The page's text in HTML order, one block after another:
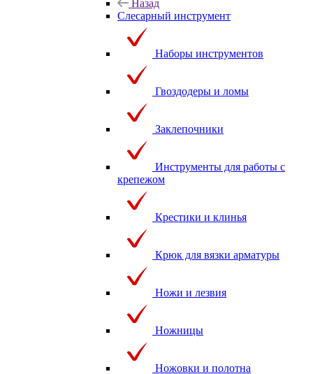
Назад
Слесарный инструмент
Наборы инструментов
Гвоздодеры и ломы
Заклепочники
Инструменты для работы с
крепежом
Крестики и клинья
Крюк для вязки арматуры
Ножи и лезвия
Ножницы
Ножовки и полотна